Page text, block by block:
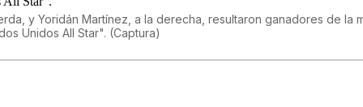
y Yoridán Martínez, a la derecha, resultaron ganadores de la
Unidos All Star". (Captura)